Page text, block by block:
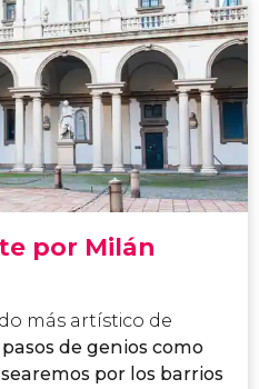
por Milán
más artístico de
de genios como
por los barrios